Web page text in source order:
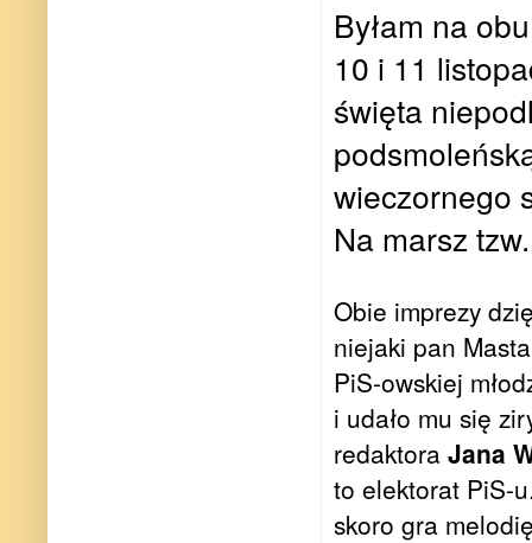
Byłam na
10 i 11
święta
wieczornego
Na marsz
Obie imprezy
niejaki pan
PiS-owskiej
i udało mu się
redaktora Jana
to elektorat PiS-
skoro gra